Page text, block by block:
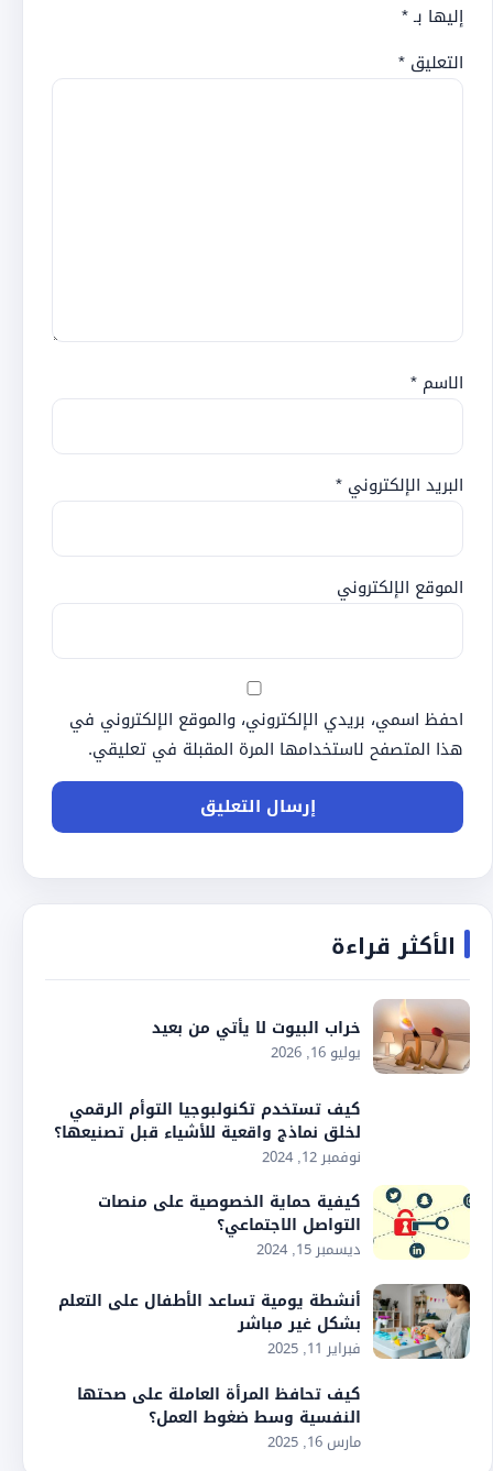
إليها بـ*
التعليق *
الاسم *
البريد الإلكتروني *
الموقع الإلكتروني
احفظ اسمي، بريدي الإلكتروني، والموقع الإلكتروني في
هذا المتصفح لاستخدامها المرة المقبلة في تعليقي.
الأكثر قراءة
خراب البيوت لا يأتي من بعيد
يوليو 16, 2026
كيف تستخدم تكنولبوجيا التوأم الرقمي
لخلق نماذج واقعية للأشياء قبل تصنيعها؟
نوفمبر 12, 2024
كيفية حماية الخصوصية على منصات
التواصل الاجتماعي؟
ديسمبر 15, 2024
أنشطة يومية تساعد الأطفال على التعلم
بشكل غير مباشر
فبراير 11, 2025
كيف تحافظ المرأة العاملة على صحتها
النفسية وسط ضغوط العمل؟
مارس 16, 2025